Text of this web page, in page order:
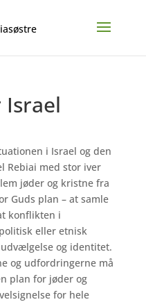
i Israel og den
Rebiai med stor iver
jøder og kristne fra
Guds plan – at samle
konflikten i
eller etnisk
og identitet.
og udfordringerne må
plan for jøder og
for hele